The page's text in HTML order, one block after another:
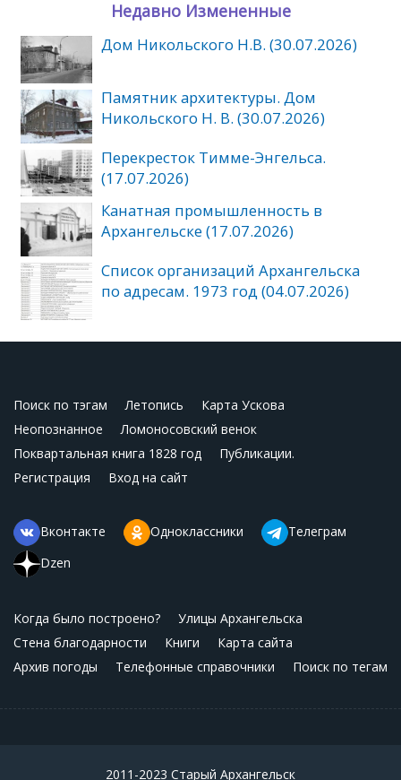
Недавно Измененные
Дом Никольского Н.В. (30.07.2026)
Памятник архитектуры. Дом
Никольского Н. В. (30.07.2026)
Перекресток Тимме-Энгельса.
(17.07.2026)
Канатная промышленность в
Архангельске (17.07.2026)
Список организаций Архангельска
по адресам. 1973 год (04.07.2026)
Поиск по тэгам Летопись
Карта Ускова
Неопознанное
Ломоносовский венок
Поквартальная книга 1828 год
Публикации.
Регистрация
Вход на сайт
Вконтакте Одноклассники
Телеграм
Dzen
Когда было построено?
Улицы Архангельска
Стена благодарности
Книги
Карта сайта
Архив погоды
Телефонные справочники Поиск по тегам
2011-2023 Старый Архангельск